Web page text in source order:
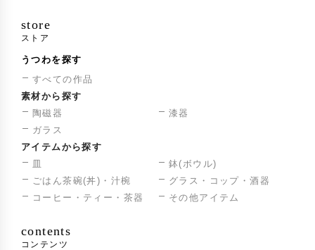
store
ストア
うつわを探す
すべての作品
素材から探す
陶磁器
漆器
ガラス
アイテムから探す
皿
鉢(ボウル)
ごはん茶碗(丼)・汁椀
グラス・コップ・酒器
コーヒー・ティー・茶器
その他アイテム
contents
コンテンツ